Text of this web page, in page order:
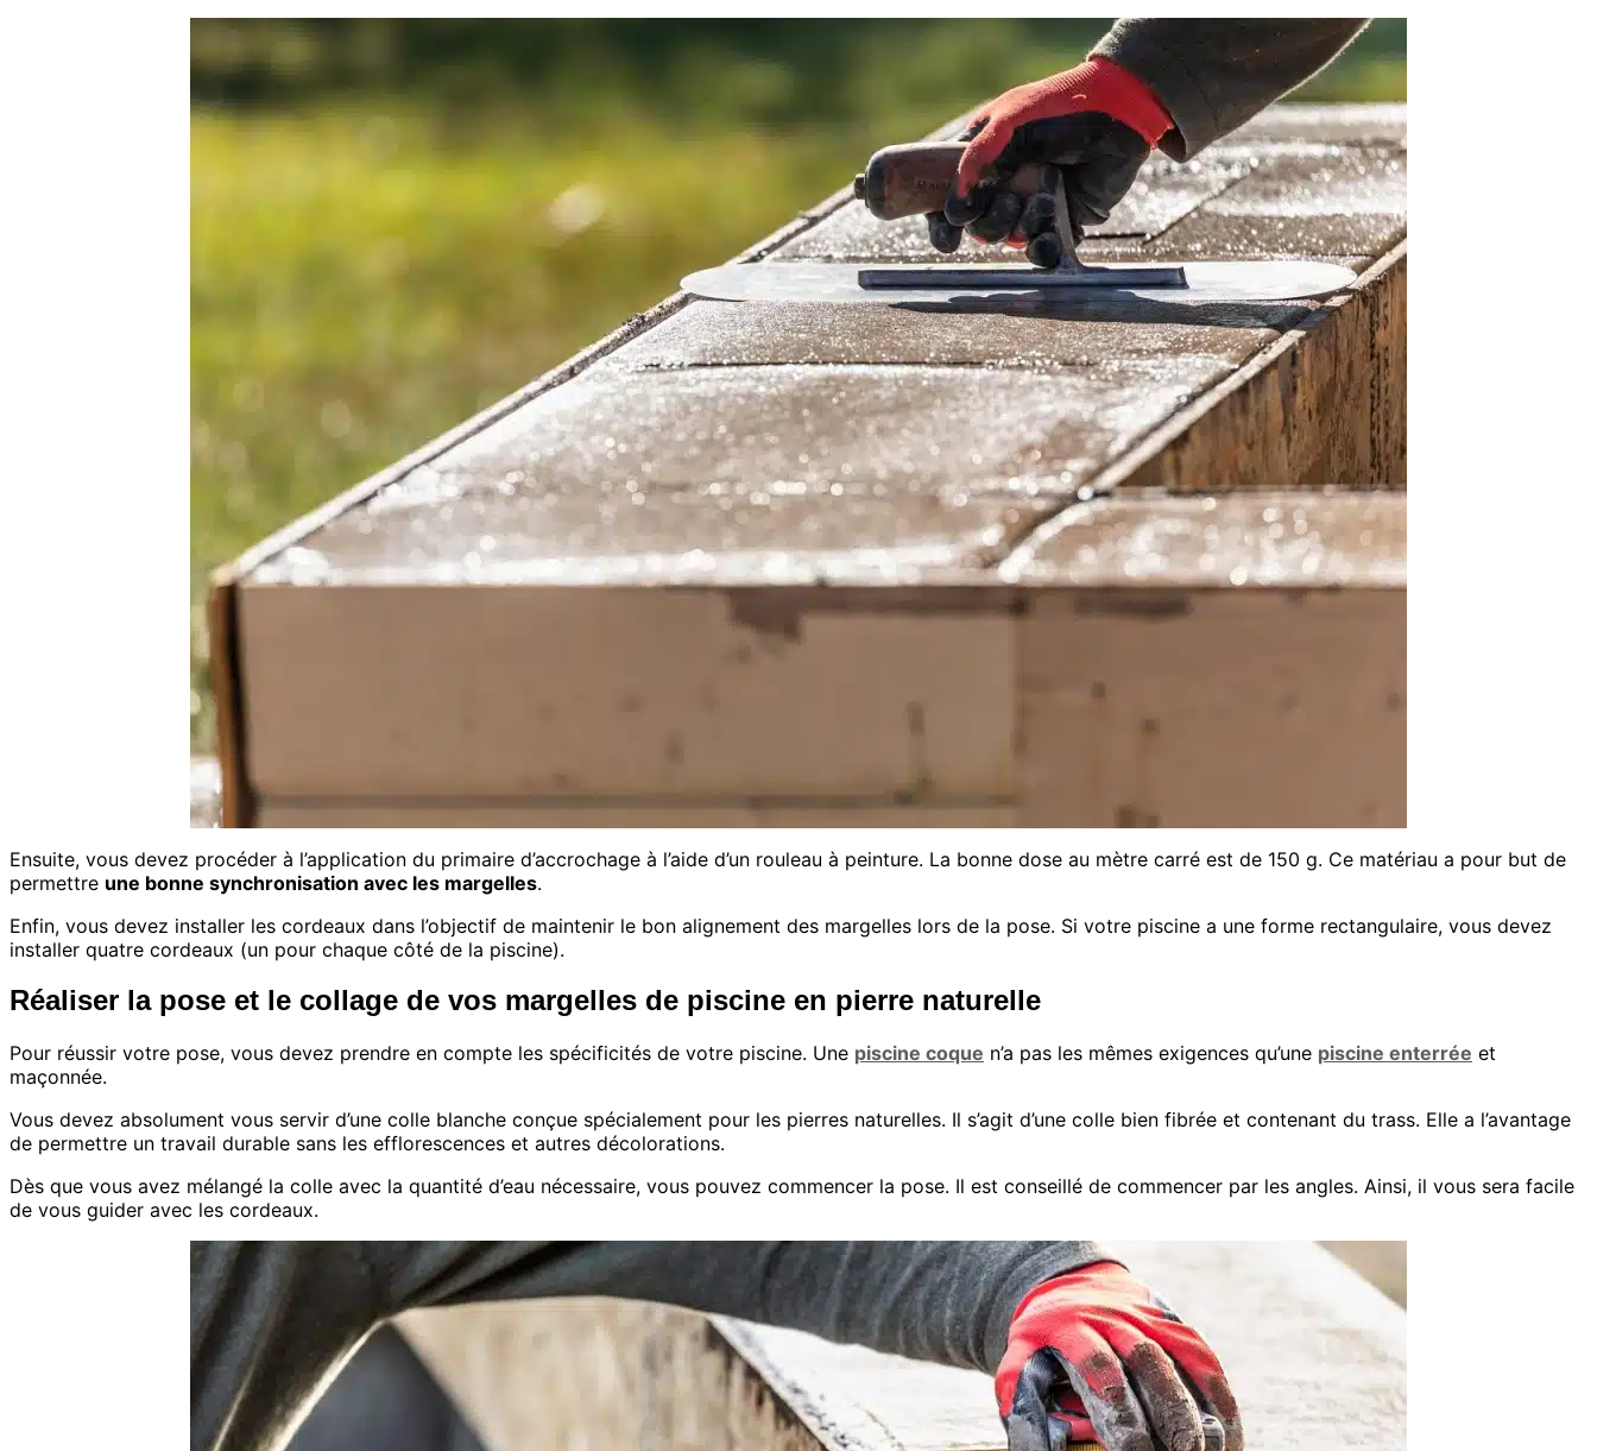
Ensuite, vous devez procéder à l’application du primaire d’accrochage à l’aide d’un rouleau à peinture. La bonne dose au mètre carré est de 150 g. Ce matériau a pour but de
permettre une bonne synchronisation avec les margelles.
Enfin, vous devez installer les cordeaux dans l’objectif de maintenir le bon alignement des margelles lors de la pose. Si votre piscine a une forme rectangulaire, vous devez
installer quatre cordeaux (un pour chaque côté de la piscine).
Réaliser la pose et le collage de vos margelles de piscine en pierre naturelle
Pour réussir votre pose, vous devez prendre en compte les spécificités de votre piscine. Une piscine coque n’a pas les mêmes exigences qu’une piscine enterrée et
maçonnée.
Vous devez absolument vous servir d’une colle blanche conçue spécialement pour les pierres naturelles. Il s’agit d’une colle bien fibrée et contenant du trass. Elle a l’avantage
de permettre un travail durable sans les efflorescences et autres décolorations.
Dès que vous avez mélangé la colle avec la quantité d’eau nécessaire, vous pouvez commencer la pose. Il est conseillé de commencer par les angles. Ainsi, il vous sera facile
de vous guider avec les cordeaux.